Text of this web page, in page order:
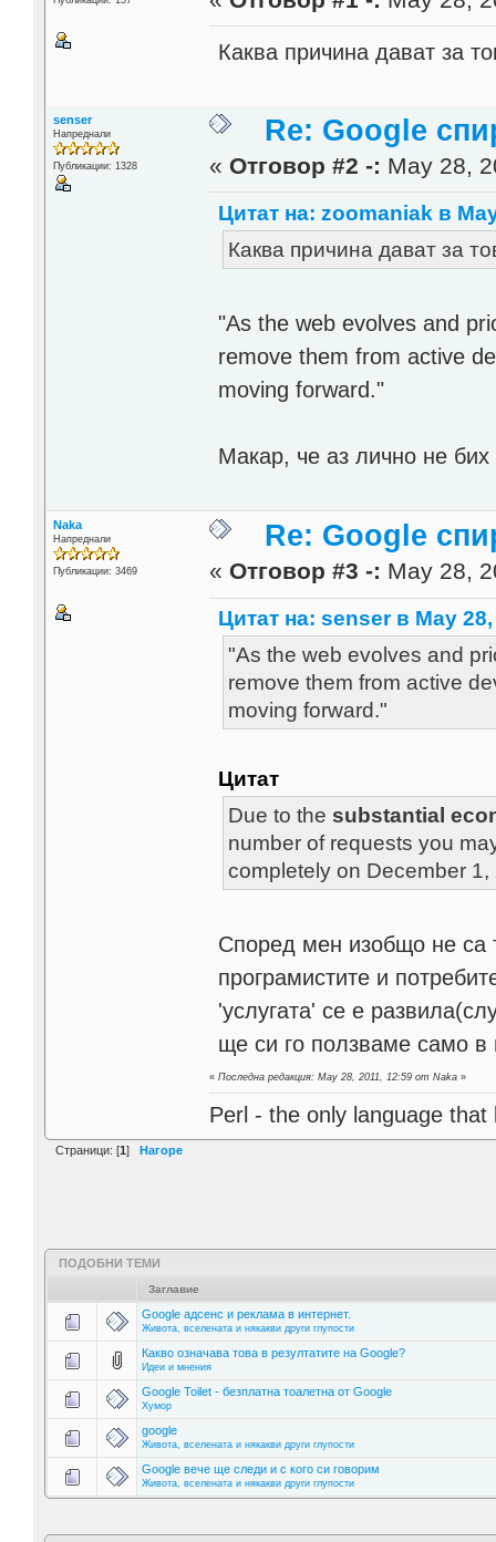
Каква причина дават за
senser
Напреднали
Публикации: 1328
Re: Google
« Отговор #2 -: May 28,
Цитат на: zoomaniak в
Каква причина дават за
"As the web evolves and
remove them from active
moving forward."
Макар, че аз лично не бих
Naka
Напреднали
Публикации: 3469
Re: Google
« Отговор #3 -: May 28,
Цитат на: senser в May
"As the web evolves and
remove them from active
moving forward."
Цитат
Due to the substantial
number of requests you
completely on December 1,
Според мен изобщо не са
програмистите и
'услугата' се е
ще си го ползваме само в
«Последна редакция: May 28, 2011, 12:59 от Naka »
Perl - the only language
Страници: [1] Нагоре
ПОДОБНИ ТЕМИ
Заглавие
Google адсенс и реклама в интернет.
Живота, вселената и някакви други глупости
Какво означава това в резултатите на Google?
Идеи и мнения
Google Toilet - безплатна тоалетна от Google
Хумор
google
Живота, вселената и някакви други глупости
Google вече ще следи и с кого си говорим
Живота, вселената и някакви други глупости